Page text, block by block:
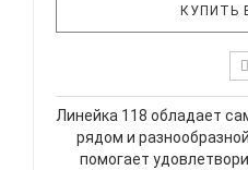
КУПИТЬ
Линейка 118 обладает
рядом и
помогает